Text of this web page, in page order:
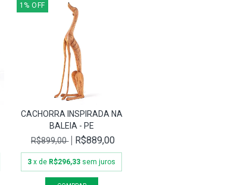
1 %OFF
CACHORRA INSPIRADA NA
BALEIA - PE
R$899,00
R$889,00
3 x de R$296,33 sem juros